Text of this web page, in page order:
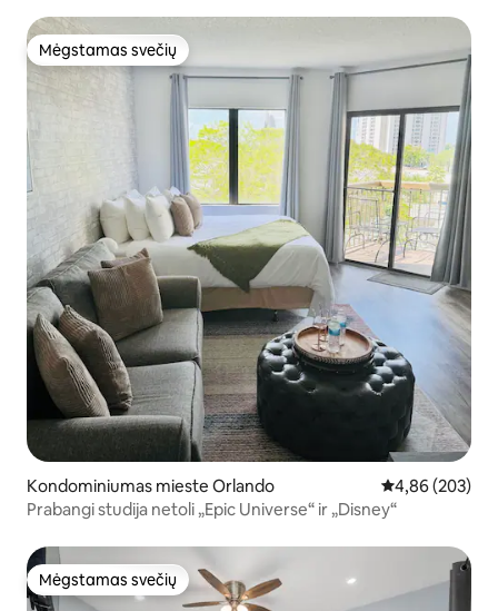
Mėgstamas svečių
Mėgstamas svečių
Kondominiumas mieste Orlando Vidutinis
4,86 (203)
Prabangi studija netoli „Epic Universe“ ir „Disney“
Mėgstamas svečių
Mėgstamas svečių